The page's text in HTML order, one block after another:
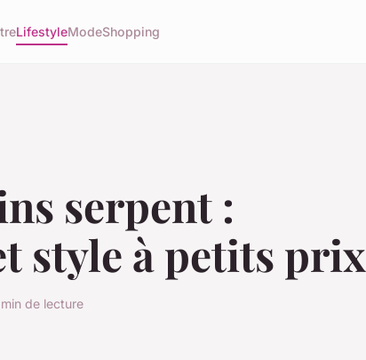
LifestyleModeShopping
serpent :
style à petits prix
de lecture